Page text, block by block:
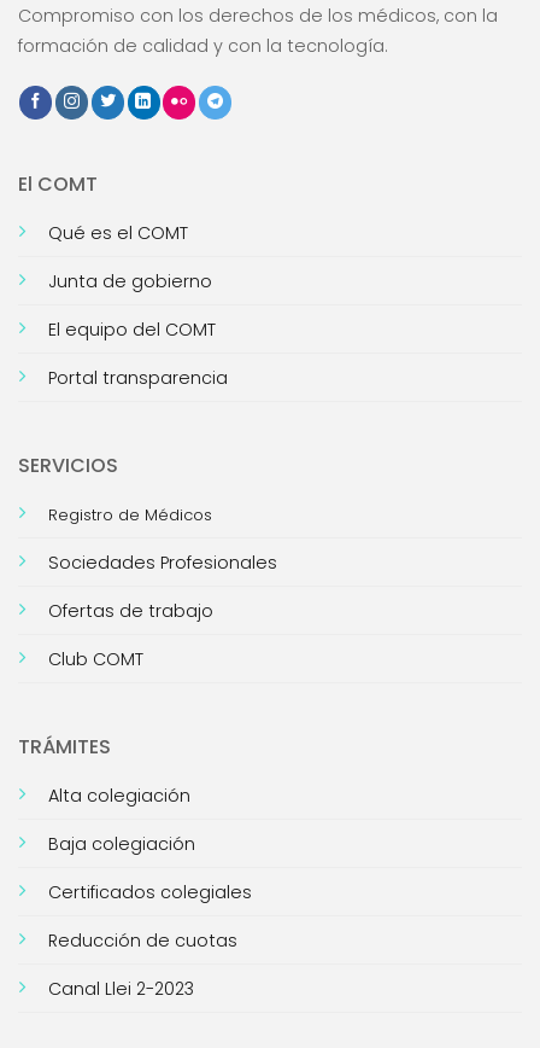
Compromiso con los derechos de los médicos, con la
formación de calidad y con la tecnología.
El COMT
Qué es el COMT
Junta de gobierno
El equipo del COMT
Portal transparencia
SERVICIOS
Registro de Médicos
Sociedades Profesionales
Ofertas de trabajo
Club COMT
TRÁMITES
Alta colegiación
Baja colegiación
Certificados colegiales
Reducción de cuotas
Canal Llei 2-2023